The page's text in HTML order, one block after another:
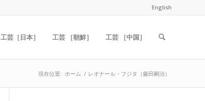
English
工芸［日本］ 工芸 ［朝鮮］ 工芸 ［中国］
現在位置: ホーム / レオナール・フジタ（藤田嗣治）